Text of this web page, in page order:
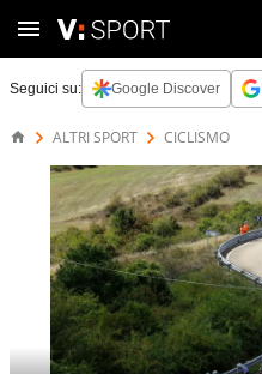
Seguici su: Google Discover
ALTRI SPORT CICLISMO